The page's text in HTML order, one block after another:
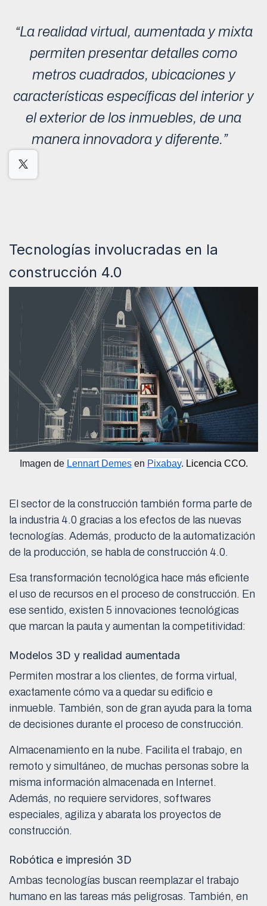
“La realidad virtual, aumentada y mixta
permiten presentar detalles como
metros cuadrados, ubicaciones y
características específicas del interior y
el exterior de los inmuebles, de una
manera innovadora y diferente.”
Tecnologías involucradas en la
construcción 4.0
Imagen de Lennart Demes en Pixabay. Licencia CCO.
El sector de la construcción también forma parte de
la industria 4.0 gracias a los efectos de las nuevas
tecnologías. Además, producto de la automatización
de la producción, se habla de construcción 4.0.
Esa transformación tecnológica hace más eficiente
el uso de recursos en el proceso de construcción. En
ese sentido, existen 5 innovaciones tecnológicas
que marcan la pauta y aumentan la competitividad:
Modelos 3D y realidad aumentada
Permiten mostrar a los clientes, de forma virtual,
exactamente cómo va a quedar su edificio e
inmueble. También, son de gran ayuda para la toma
de decisiones durante el proceso de construcción.
Almacenamiento en la nube. Facilita el trabajo, en
remoto y simultáneo, de muchas personas sobre la
misma información almacenada en Internet.
Además, no requiere servidores, softwares
especiales, agiliza y abarata los proyectos de
construcción.
Robótica e impresión 3D
Ambas tecnologías buscan reemplazar el trabajo
humano en las tareas más peligrosas. También, en